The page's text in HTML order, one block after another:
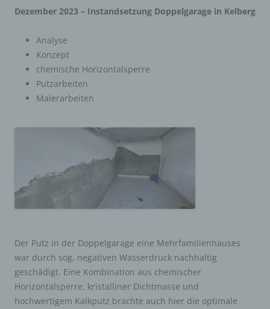
Dezember 2023 – Instandsetzung Doppelgarage in Kelberg
Analyse
Konzept
chemische Horizontalsperre
Putzarbeiten
Malerarbeiten
Der Putz in der Doppelgarage eine Mehrfamilienhauses
war durch sog, negativen Wasserdruck nachhaltig
geschädigt. Eine Kombination aus chemischer
Horizontalsperre, kristalliner Dichtmasse und
hochwertigem Kalkputz brachte auch hier die optimale